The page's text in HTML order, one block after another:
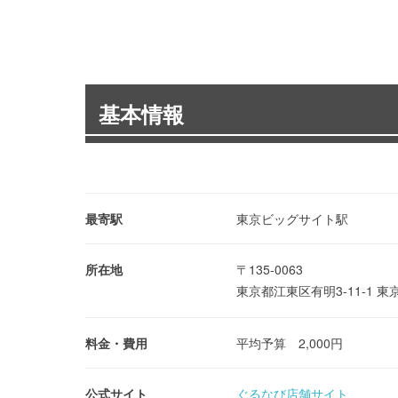
基本情報
最寄駅 東京ビッグサイト駅
所在地
〒135-0063
東京都江東区有明3-11-1 東
料金・費用 平均予算 2,000円
公式サイト ぐるなび店舗サイト